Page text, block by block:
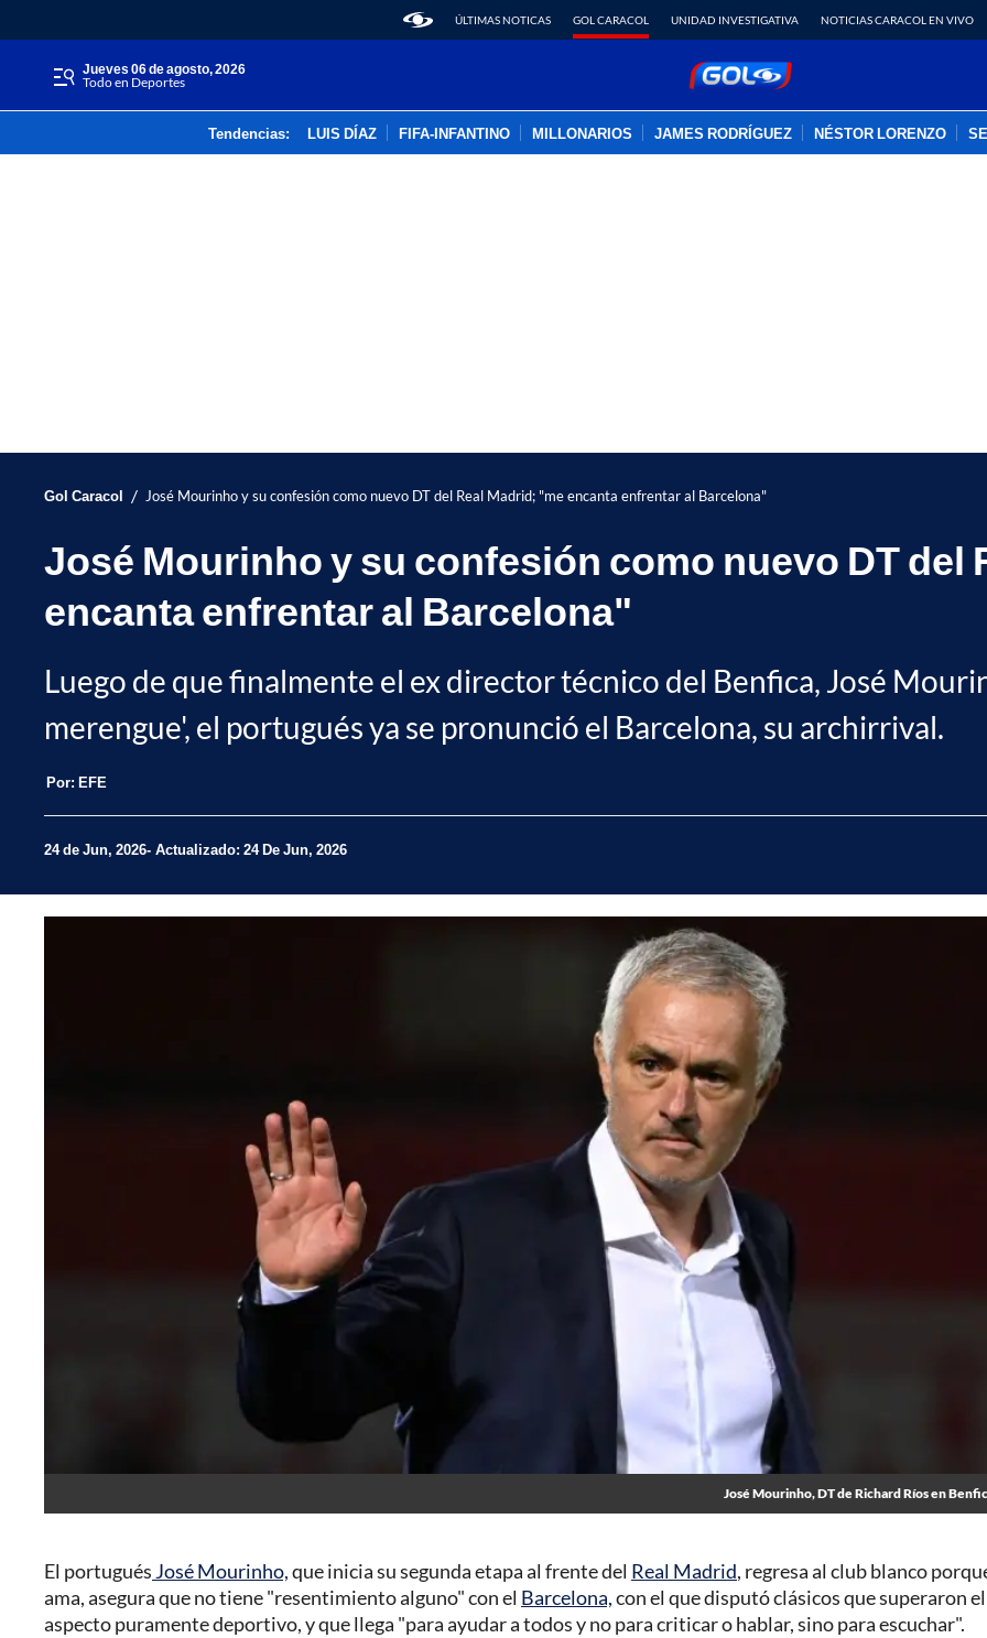
ÚLTIMAS NOTICAS GOL CARACOL UNIDAD INVESTIGATIVA NOTICIAS CARACOL EN VIVO
jueves 06 de agosto, 2026
Todo en Deportes
Tendencias: LUIS DÍAZ FIFA-INFANTINO MILLONARIOS JAMES RODRÍGUEZ NÉSTOR LORENZO
Gol Caracol / José Mourinho y su confesión como nuevo DT del Real Madrid; "me encanta enfrentar al Barcelona"
José Mourinho y su confesión como nuevo DT del
encanta enfrentar al Barcelona"
Luego de que finalmente el ex director técnico del Benfica, José
merengue', el portugués ya se pronunció el Barcelona, su archirrival.
Por: EFE
24 de Jun, 2026 Actualizado: 24 De Jun, 2026
José Mourinho, DT de Richard Ríos en
El portugués José Mourinho,que inicia su segunda etapa al frente del Real Madrid, regresa al club blanco
ama, asegura que no tiene "resentimiento alguno" con el Barcelona,con el que disputó clásicos que superaron el
aspecto puramente deportivo, y que llega "para ayudar a todos y no para criticar o hablar, sino para escuchar".